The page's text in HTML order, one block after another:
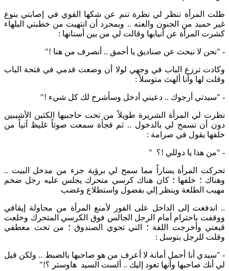
ظلت المرأة تنظر لي نظرة تنم عن شكها القوي في إصابتي بنوع
غير حميد من الجنون والعته .. وبمجرد أن انتهيت من خطبتي البلهاء
كشرت المرأة عن أنيابها وقالت لي من بين أسنانها :
- "نحن لا نبحث عن صناديق يا أحمق .. أنصرف من هنا !"
وكادت ترزع الباب في وجهي لولا أن وضعت قدمي في فتحة الباب
وقلت لها وأنا ألهث متوسلاً :
- "سيدتي أرجوك .. دعيني أدخل وسأشرح لك كل شيء !"
نظرت لي المرأة الشريرة طويلاً من تحت حاجبيها الكثين الأشيبين
دون أن تسمح لي بالدخول .. ثم فجأة سمعت صوتاً غليظ آتياً من
خلفها يقول في صرامة :
- "من هذا يا دوللي !؟ "
تحركت المرأة يساراً مما سمح لي برؤية جزء من مدخل البيت ..
وهناك ؛ خلفها ؛ كان هناك كرسي متحرك يجلس عليه رجل ضخم
مهيب الطلعة وينظر إلي بفضول واستطلاع وغضب
.. اندفعت إلى الداخل على الفور لأمنع المرأة من محاولة إيقافي
ووقفت باحترام أمام الرجل الجالس فوق الكرسي المتحرك وخلعت
قبعتي وأخرجت اللفة ؛ التي تحوي الصندوق ؛ من تحت معطفي
وقلت للرجل بتوسل :
- "سيدي أنا أحمل أمانة لا أعرف من هو صاحبها بالضبط .. ولكن قيل
لي أنك صاحبها وأنها تعود إليك .. ألست السيد هاوستر ؟!"